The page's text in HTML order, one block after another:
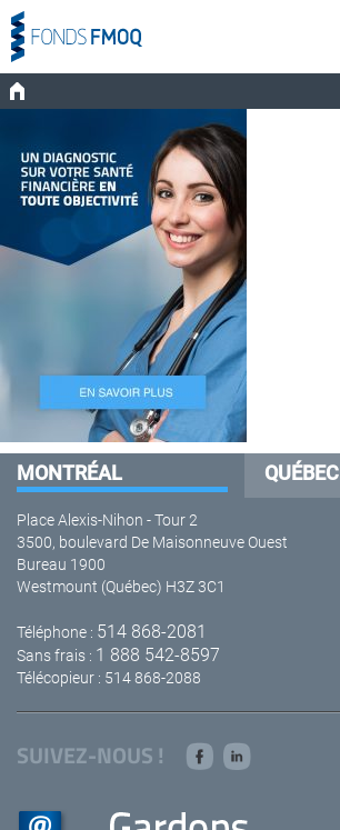
MONTRÉAL QUÉBEC
Place Alexis-Nihon - Tour 2
3500, boulevard De Maisonneuve Ouest
Bureau 1900
Westmount (Québec) H3Z 3C1
Téléphone : 514 868-2081
Sans frais : 1 888 542-8597
Télécopieur : 514 868-2088
SUIVEZ-NOUS !